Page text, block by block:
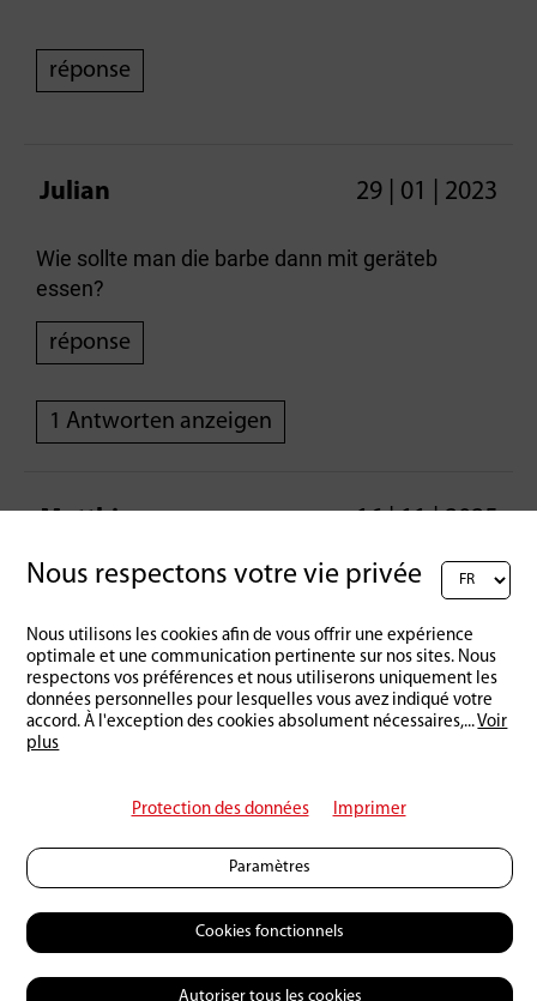
réponse
Julian 29 | 01 | 2023
Wie sollte man die barbe dann mit geräteb
essen?
réponse
1 Antworten anzeigen
Matthias 16 | 11 | 2025
Hallo, das habe ich jetzt nicht verstanden. Auf
Also von innen?
réponse
Rédigez un commentaire :
Nous respectons votre vie privée
Nous utilisons les cookies afin de vous offrir une expérience
optimale et une communication pertinente sur nos sites. Nous
respectons vos préférences et nous utiliserons uniquement les
données personnelles pour lesquelles vous avez indiqué votre
accord. À l'exception des cookies absolument nécessaires,...Voir
plus
Protection des données Imprimer
Paramètres
Cookies fonctionnels
Autoriser tous les cookies